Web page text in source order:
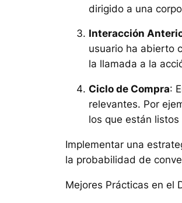
dirigido a una
Interacción
usuario ha abierto
la llamada a la
Ciclo de Compra:
relevantes. Por
los que están
Implementar una
la probabilidad de
Mejores Prácticas en el